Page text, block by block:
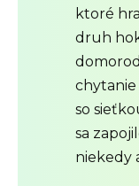
ktoré
druh
so
sa
niekedy